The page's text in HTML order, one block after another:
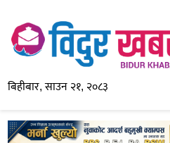
बिहीबार, साउन २१, २०८३